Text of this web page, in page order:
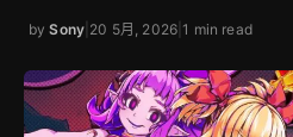
bySony 20 5月, 2026 |1 min read